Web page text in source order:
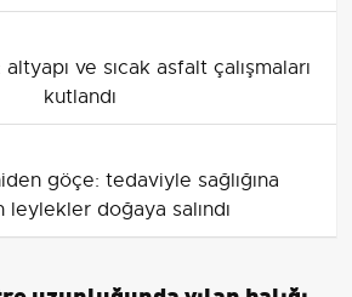
ve sıcak asfalt çalışmaları
kutlandı
göçe: tedaviyle sağlığına
leylekler doğaya salındı